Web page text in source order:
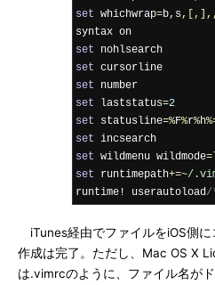
set whichwrap=b, s
set
set
set
set laststatus=2
set statusline=%F%r%h
set
set wildmenu wildmode=
set runtimepath+=~/
runtime ! userautoload/
iTunes経由でファイルをiOS側
作成は完了。ただし、Mac OS X
は.vimrcのように、ファイル名が